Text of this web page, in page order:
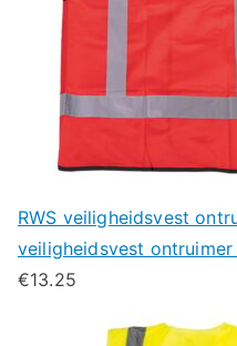
RWS veiligheidsvest
veiligheidsvest
€13.25